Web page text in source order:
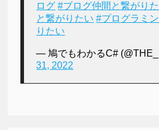
ログ #ブログ仲間と繋がり
と繋がりたい #プログラミ
りたい
— 鳩でもわかるC#
31, 2022